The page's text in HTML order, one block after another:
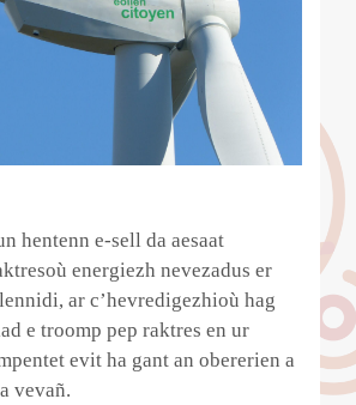
hentenn e-sell da aesaat
energiezh nevezadus er
ar c’hevredigezhioù hag
e troomp pep raktres en ur
evit ha gant an obererien a
vevañ.